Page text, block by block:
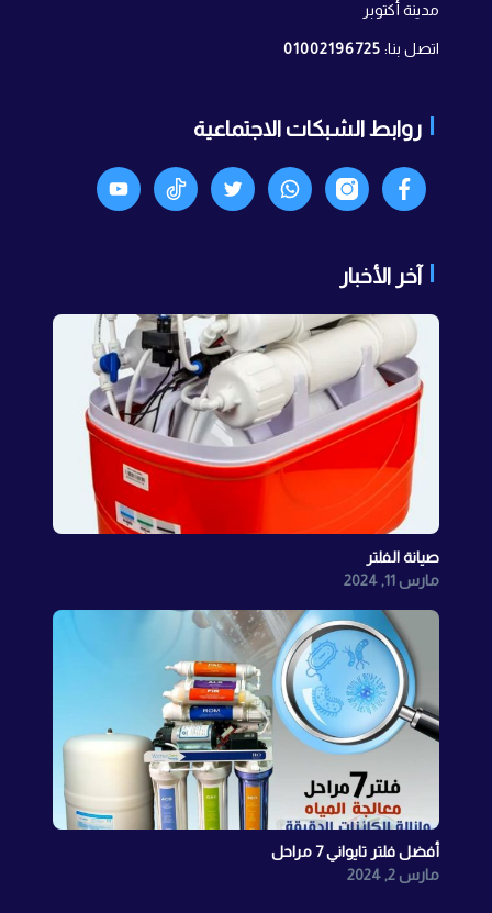
مدينة أكتوبر
اتصل بنا: 01002196725
روابط الشبكات الاجتماعية
Facebookانستجرامواتساب TikTok
Youtyube
آخر الأخبار
صيانة الفلتر
مارس 11, 2024
أفضل فلتر تايواني 7 مراحل
مارس 2, 2024